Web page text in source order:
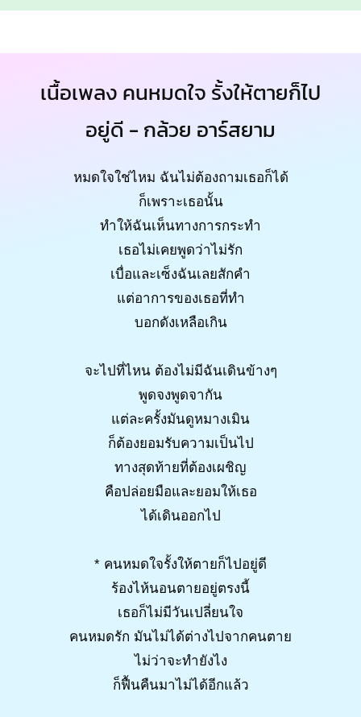
เนื้อเพลง คนหมดใจ รั้งให้ตายก็ไป
อยู่ดี - กล้วย อาร์สยาม
หมดใจใช่ไหม ฉันไม่ต้องถามเธอก็ได้
ก็เพราะเธอนั้น
ทำให้ฉันเห็นทางการกระทำ
เธอไม่เคยพูดว่าไม่รัก
เบื่อและเซ็งฉันเลยสักคำ
แต่อาการของเธอที่ทำ
บอกดังเหลือเกิน
จะไปที่ไหน ต้องไม่มีฉันเดินข้างๆ
พูดจงพูดจากัน
แต่ละครั้งมันดูหมางเมิน
ก็ต้องยอมรับความเป็นไป
ทางสุดท้ายที่ต้องเผชิญ
คือปล่อยมือและยอมให้เธอ
ได้เดินออกไป
* คนหมดใจรั้งให้ตายก็ไปอยู่ดี
ร้องไห้นอนตายอยู่ตรงนี้
เธอก็ไม่มีวันเปลี่ยนใจ
คนหมดรัก มันไม่ได้ต่างไปจากคนตาย
ไม่ว่าจะทำยังไง
ก็ฟื้นคืนมาไม่ได้อีกแล้ว